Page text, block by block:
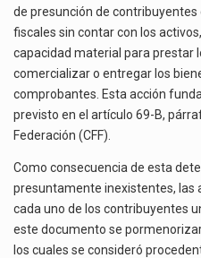
de presunción de
fiscales sin contar con los
capacidad material para prestar
comercializar o entregar los
comprobantes. Esta acción
previsto en el artículo 69-B,
Federación (CFF).
Como consecuencia de esta
presuntamente inexistentes, las
cada uno de los contribuyentes
este documento se
los cuales se consideró